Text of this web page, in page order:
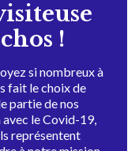
!
si nombreux à
fait le choix de
partie de nos
avec le Covid-19,
représentent